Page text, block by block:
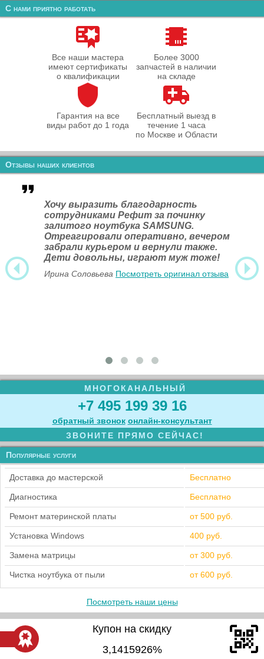
С нами приятно работать
Все наши мастера
имеют сертификаты
о квалификации
Более 3000
запчастей в наличии
на складе
Гарантия на все
виды работ до 1 года
Бесплатный выезд в
течение 1 часа
по Москве и Области
Отзывы наших клиентов
Хочу выразить благодарность
сотрудниками Рефит за починку
залитого ноутбука SAMSUNG.
Отреагировали оперативно, вечером
забрали курьером и вернули также.
Дети довольны, играют муж тоже!
Ирина Соловьева Посмотреть оригинал отзыва
МНОГОКАНАЛЬНЫЙ
+7 495 199 39 16
обратный звонок онлайн‑консультант
ЗВОНИТЕ ПРЯМО СЕЙЧАС!
Популярные услуги
Доставка до мастерской Бесплатно
Диагностика Бесплатно
Ремонт материнской платы от 500 руб.
Установка Windows 400 руб.
Замена матрицы от 300 руб.
Чистка ноутбука от пыли от 600 руб.
Посмотреть наши цены
Купон на скидку
3,1415926%